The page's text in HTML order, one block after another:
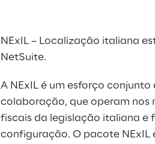
NExIL – Localização italiana
NetSuite.
A NExIL é um esforço
colaboração, que operam nos
fiscais da legislação italiana e
configuração. O pacote